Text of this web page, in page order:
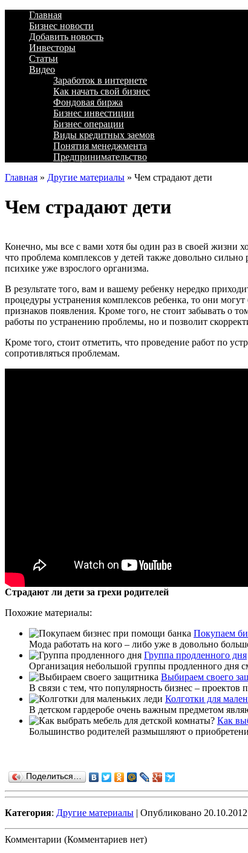
Главная
Бизнес новости
Добавить новость
Инвесторы
Статьи
Видео
Заработок в интернете
Как начать свой бизнес
Фондовая биржа
Бизнес инвестиции
Бизнес операции
Виды кредитных заемов
Понятия менеджмента
Предпринимательство
Главная » Другие материалы » Чем страдают дети
Чем страдают дети
Конечно, мы все с вами хотя бы один раз в своей жизни
что проблема комплексов у детей также довольно
психике уже взрослого организма.
В результате того, вам и вашему ребенку нередко
процедуры устранения комплексов ребенка, то они
признаков появления. Кроме того, не стоит забывать о
работы по устранению проблемы, но и позволит
Кроме того, стоит отметить, что проведение работ по
сопротивляться проблемам.
Страдают ли дети за грехи родителей
Похожие материалы:
Покупаем
Мода работать на кого – либо уже в довольно
Группа продленного дня
Организация небольшой группы продленного дня
Выбираем своего
В связи с тем, что популярность бизнес –
Колготки для
В детском гардеробе очень важным предметом
Как
Большинство родителей размышляют о
Поделиться…
Категория: Другие материалы | Опубликовано 20.10.2012
Комментарии (Комментариев нет)